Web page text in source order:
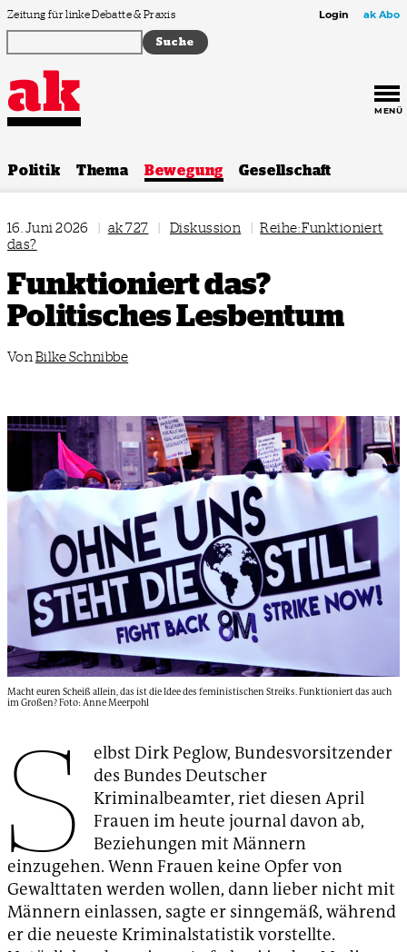
Zum Inhalt springen
Zeitung für linke Debatte & Praxis Login ak Abo
MENÜ
Politik Thema Bewegung Gesellschaft
16. Juni 2026 | ak 727 | Diskussion | Reihe: Funktioniert
das?
Funktioniert das?
Politisches Lesbentum
Von Bilke Schnibbe
Macht euren Scheiß allein, das ist die Idee des feministischen Streiks. Funktioniert das auch
im Großen? Foto: Anne Meerpohl
S
elbst Dirk Peglow, Bundesvorsitzender
des Bundes Deutscher
Kriminalbeamter, riet diesen April
Frauen im heute journal davon ab,
Beziehungen mit Männern
einzugehen. Wenn Frauen keine Opfer von
Gewalttaten werden wollen, dann lieber nicht mit
Männern einlassen, sagte er sinngemäß, während
er die neueste Kriminalstatistik vorstellte.